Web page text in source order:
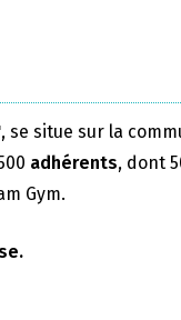
, se situe sur la
adhérents, dont
Gym.